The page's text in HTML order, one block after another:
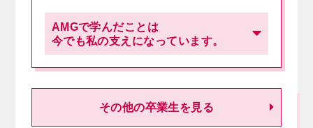
AMGで学んだことは
今でも私の支えになっています。
私は、声優を目指すことと興味のある分野を大
レッスンで声優になるための勉強ができる
その他の卒業生を見る